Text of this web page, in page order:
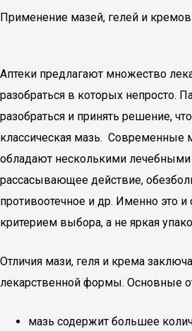
Применение мазей, гелей и
Аптеки предлагают множество
разобраться в которых непросто.
разобраться и принять решение,
классическая мазь. Современные
обладают несколькими
рассасывающее действие,
противоотечное и др. Именно это
критерием выбора, а не яркая
Отличия мази, геля и крема
лекарственной формы. Основные
мазь содержит большее